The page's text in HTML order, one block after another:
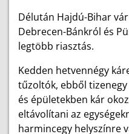
Délután Hajdú-Bihar
Debrecen-Bánkról és
legtöbb riasztás.
Kedden hetvennégy
tűzoltók, ebből
és épületekben kár
eltávolítani az
harmincegy helyszínre